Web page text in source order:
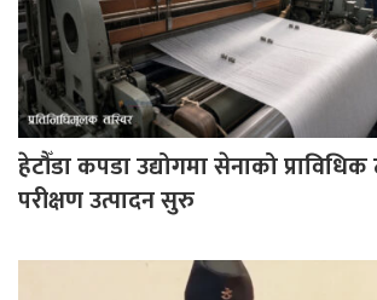
हेटौँडा कपडा उद्योगमा सेनाको प्राविधिक
परीक्षण उत्पादन सुरु